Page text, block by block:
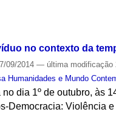
no contexto da
09/2014— última modificação
Humanidades e Mundo
dia 1º de outubro, às
Democracia: Violência